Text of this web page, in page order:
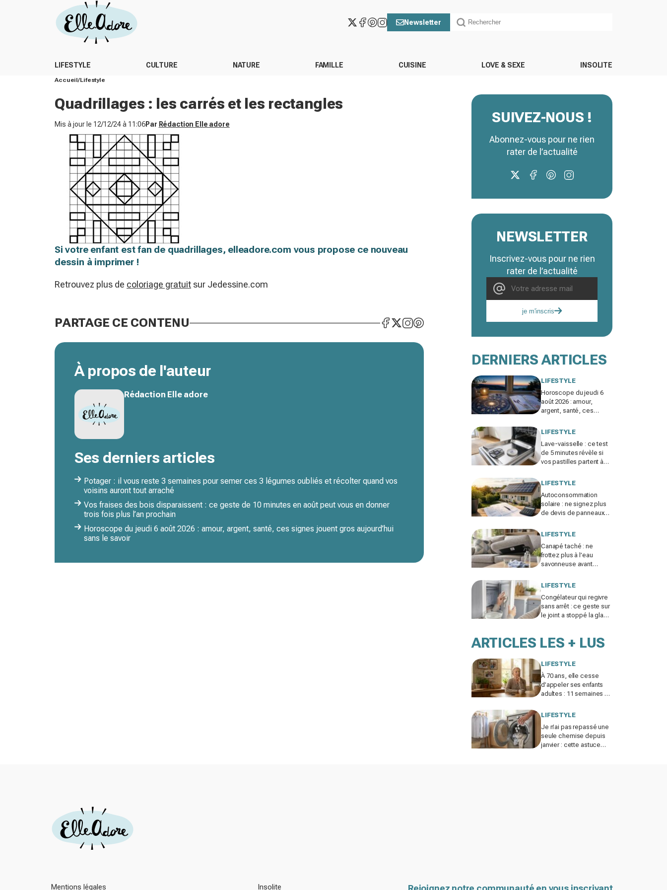
Newsletter
LIFESTYLE CULTURE NATURE FAMILLE CUISINE LOVE & SEXE INSOLITE
Accueil Lifestyle
Quadrillages : les carrés et les rectangles
Mis à jour le 12/12/24 à 11:06Par Rédaction Elle adore
Si votre enfant est fan de quadrillages, elleadore.com vous propose ce nouveau
dessin à imprimer !
Retrouvez plus de coloriage gratuit sur Jedessine.com
PARTAGE CE CONTENU
À propos de l'auteur
Rédaction Elle adore
Ses derniers articles
Potager : il vous reste 3 semaines pour semer ces 3 légumes oubliés et récolter quand vos
voisins auront tout arraché
Vos fraises des bois disparaissent : ce geste de 10 minutes en août peut vous en donner
trois fois plus l’an prochain
Horoscope du jeudi 6 août 2026 : amour, argent, santé, ces signes jouent gros aujourd’hui
sans le savoir
SUIVEZ-NOUS !
Abonnez-vous pour ne rien
rater de l’actualité
NEWSLETTER
Inscrivez-vous pour ne rien
rater de l’actualité
je m'inscris
DERNIERS ARTICLES
LIFESTYLE
Horoscope du jeudi 6
août 2026 : amour,
argent, santé, ces
aujourd’hui sans le savoir
LIFESTYLE
Lave-vaisselle : ce test
de 5 minutes révèle si
vos pastilles partent à
la facture
LIFESTYLE
Autoconsommation
solaire : ne signez plus
de devis de panneaux
qui ruine vos économies
LIFESTYLE
Canapé taché : ne
frottez plus à l’eau
savonneuse avant
d’entretien caché, sinon
LIFESTYLE
Congélateur qui regivre
sans arrêt : ce geste sur
le joint a stoppé la glace
ARTICLES LES + LUS
LIFESTYLE
À 70 ans, elle cesse
d’appeler ses enfants
adultes : 11 semaines de
brutale sur les familles
LIFESTYLE
Je n’ai pas repassé une
seule chemise depuis
janvier : cette astuce
Mentions légales Insolite